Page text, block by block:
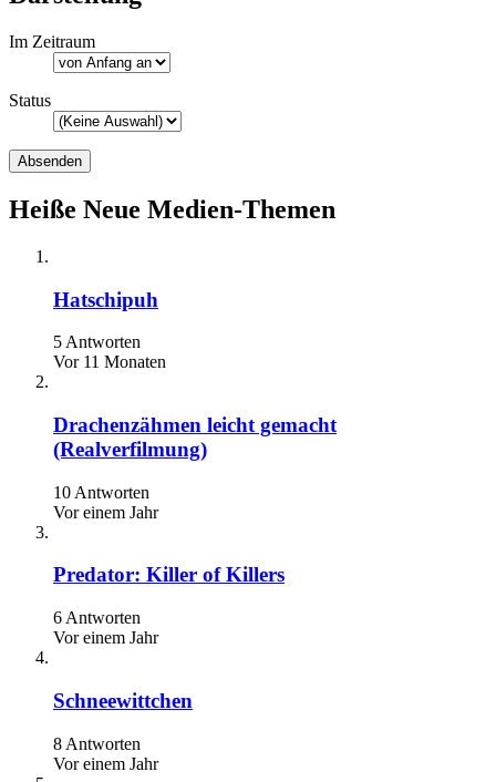
Im Zeitraum
Status
Heiße Neue Medien-Themen
Hatschipuh
5 Antworten
Vor 11 Monaten
Drachenzähmen leicht gemacht
(Realverfilmung)
10 Antworten
Vor einem Jahr
Predator: Killer of Killers
6 Antworten
Vor einem Jahr
Schneewittchen
8 Antworten
Vor einem Jahr